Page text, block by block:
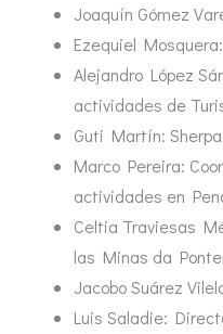
Joaquín Gómez
Ezequiel
Alejandro López
actividades de
Guti Martín:
Marco Pereira:
actividades en
Celtia Traviesas
las Minas da
Jacobo Suárez
Luis Saladie: